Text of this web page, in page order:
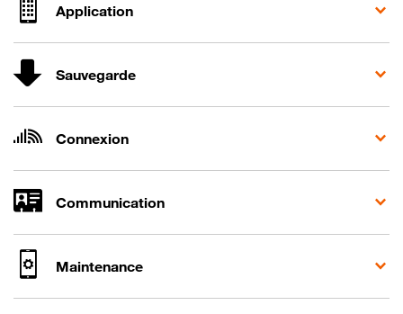
Application
Sauvegarde
Connexion
Communication
Maintenance